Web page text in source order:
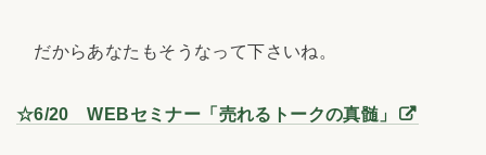
だからあなたもそうなって下さいね。
☆6/20 WEBセミナー「売れるトークの真髄」